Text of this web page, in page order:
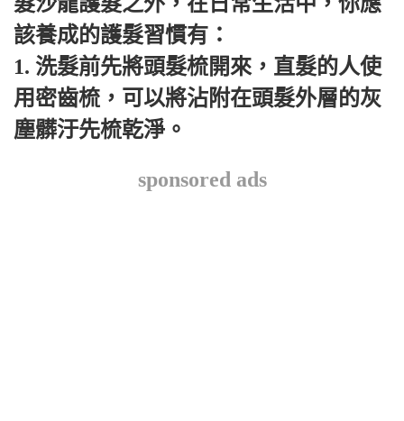
該養成的護髮習慣有：
1. 洗髮前先將頭髮梳開來，直髮的人使
用密齒梳，可以將沾附在頭髮外層的灰
塵髒汙先梳乾淨。
sponsored ads